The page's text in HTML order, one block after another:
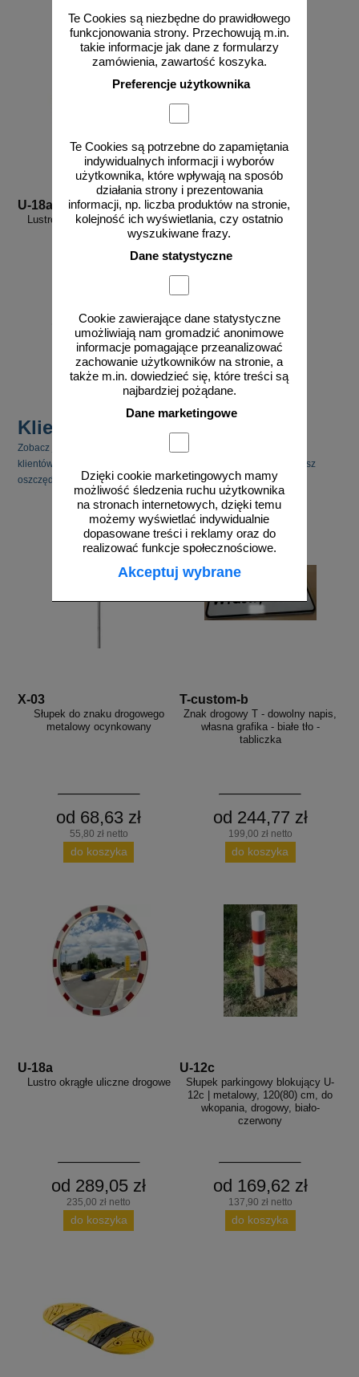
Te Cookies są niezbędne do prawidłowego
funkcjonowania strony. Przechowują m.in.
takie informacje jak dane z formularzy
zamówienia, zawartość koszyka.
Preferencje użytkownika
Te Cookies są potrzebne do zapamiętania
indywidualnych informacji i wyborów
użytkownika, które wpływają na sposób
działania strony i prezentowania
informacji, np. liczba produktów na stronie,
kolejność ich wyświetlania, czy ostatnio
wyszukiwane frazy.
Dane statystyczne
Cookie zawierające dane statystyczne
umożliwiają nam gromadzić anonimowe
informacje pomagające przeanalizować
zachowanie użytkowników na stronie, a
także m.in. dowiedzieć się, które treści są
najbardziej pożądane.
Dane marketingowe
Dzięki cookie marketingowych mamy
możliwość śledzenia ruchu użytkownika
na stronach internetowych, dzięki temu
możemy wyświetlać indywidualnie
dopasowane treści i reklamy oraz do
realizować funkcje społecznościowe.
Akceptuj wybrane
U-18a
Lustro okrągłe uliczne drogowe
od 289,05 zł
235,00 zł netto
do koszyka
Klienci kupili również
Zobacz jakie inne produkty cieszyły się zainteresowaniem naszych
klientów. Pamiętaj, że kupując kilka produktów jednocześnie możesz
oszczędzić na kosztach transportu.
X-03
Słupek do znaku drogowego
metalowy ocynkowany
od 68,63 zł
55,80 zł netto
do koszyka
T-custom-b
Znak drogowy T - dowolny napis,
własna grafika - białe tło -
tabliczka
od 244,77 zł
199,00 zł netto
do koszyka
U-18a
Lustro okrągłe uliczne drogowe
od 289,05 zł
235,00 zł netto
do koszyka
U-12c
Słupek parkingowy blokujący U-
12c | metalowy, 120(80) cm, do
wkopania, drogowy, biało-
czerwony
od 169,62 zł
137,90 zł netto
do koszyka